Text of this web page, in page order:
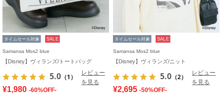
タイムセール対象 SALE
Samansa Mos2 blue
【Disney】ヴィランズ/トートバッグ
5.0 （1）
レビュー
を見る
¥1,980 -60%OFF-
タイムセール対象 SALE
Samansa Mos2 blue
【Disney】ヴィランズ/ニット
5.0 （2）
レビュー
を見る
¥2,695 -50%OFF-